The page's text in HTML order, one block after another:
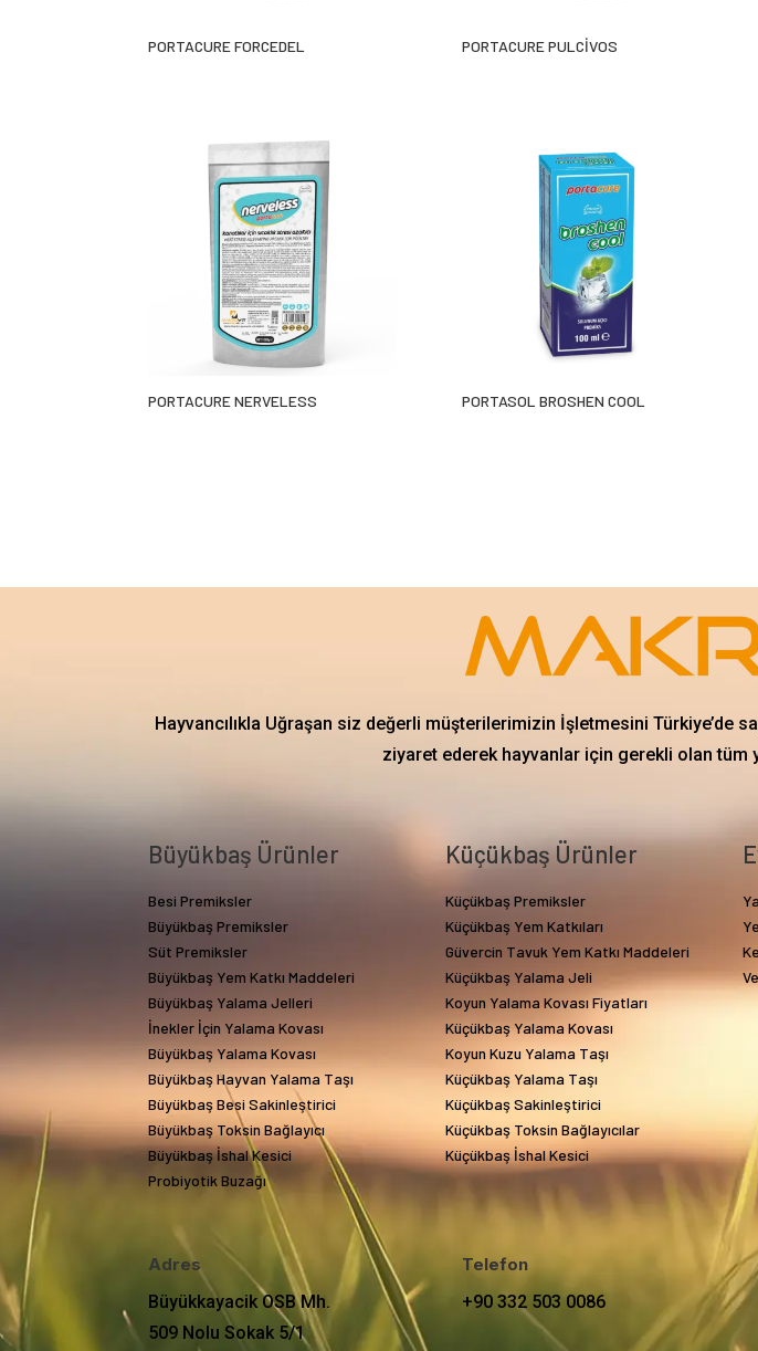
PORTACURE FORCEDEL PORTACURE PULCİVOS
PORTACURE NERVELESS PORTASOL BROSHEN COOL
Hayvancılıkla Uğraşan siz değerli müşterilerimizin İşletmesini Türkiye’de
ziyaret ederek hayvanlar için gerekli olan
Büyükbaş Ürünler
Besi Premiksler
Büyükbaş Premiksler
Süt Premiksler
Büyükbaş Yem Katkı Maddeleri
Büyükbaş Yalama Jelleri
İnekler İçin Yalama Kovası
Büyükbaş Yalama Kovası
Büyükbaş Hayvan Yalama Taşı
Büyükbaş Besi Sakinleştirici
Büyükbaş Toksin Bağlayıcı
Büyükbaş İshal Kesici
Probiyotik Buzağı
Küçükbaş Ürünler
Küçükbaş Premiksler
Küçükbaş Yem Katkıları
Güvercin Tavuk Yem Katkı Maddeleri
Küçükbaş Yalama Jeli
Koyun Yalama Kovası Fiyatları
Küçükbaş Yalama Kovası
Koyun Kuzu Yalama Taşı
Küçükbaş Yalama Taşı
Küçükbaş Sakinleştirici
Küçükbaş Toksin Bağlayıcılar
Küçükbaş İshal Kesici
Adres
Büyükkayacik OSB Mh.
509 Nolu Sokak 5/1
Telefon
+90 332 503 0086